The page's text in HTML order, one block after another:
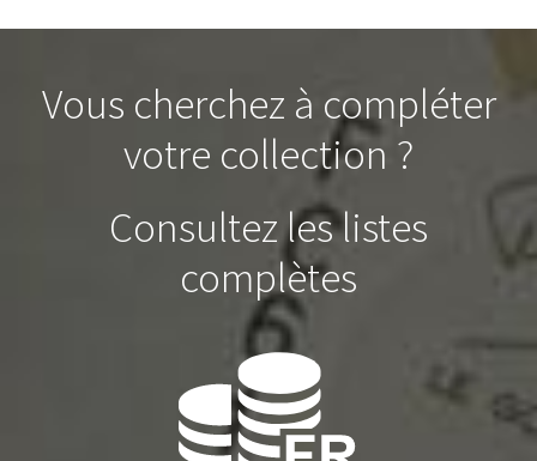
Vous cherchez à compléter
votre collection ?
Consultez les listes
complètes